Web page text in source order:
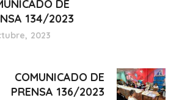
DE
134/2023
2023
COMUNICADO DE
PRENSA 136/2023